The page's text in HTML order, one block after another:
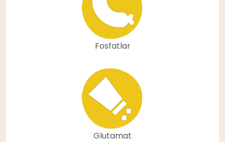
Fosfatlar
Glutamat